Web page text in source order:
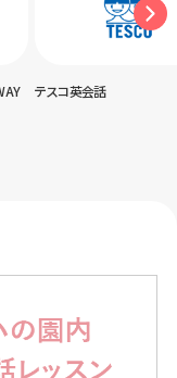
神田外語キッズクラブ